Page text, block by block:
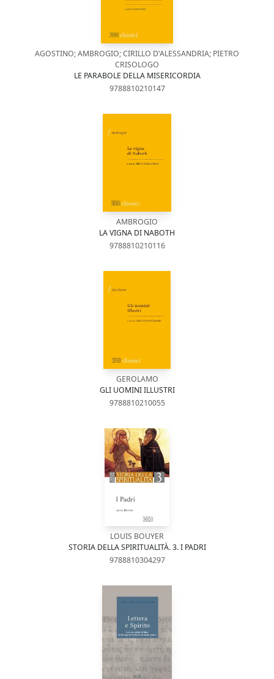
AGOSTINO; AMBROGIO; CIRILLO D'ALESSANDRIA; PIETRO
CRISOLOGO
LE PARABOLE DELLA MISERICORDIA
9788810210147
AMBROGIO
LA VIGNA DI NABOTH
9788810210116
GEROLAMO
GLI UOMINI ILLUSTRI
9788810210055
LOUIS BOUYER
STORIA DELLA SPIRITUALITÀ. 3. I PADRI
9788810304297